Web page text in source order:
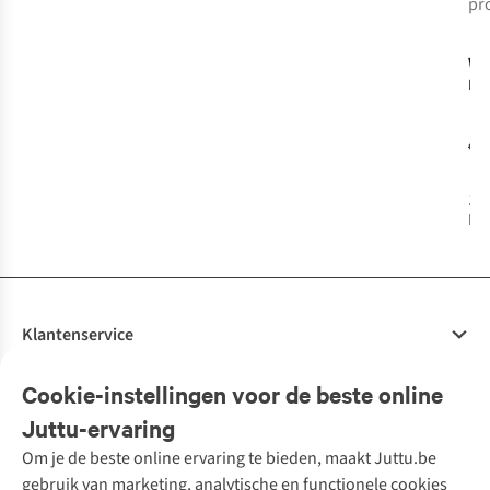
1
Cookie-instellingen voor de beste online
Juttu-ervaring
Om je de beste online ervaring te bieden, maakt Juttu.be
gebruik van marketing, analytische en functionele cookies
Klantenservice
Bestellen
Betalen
10% studentenkorting
Onze diensten
Tweedehands - ReJUsed
Kledingatelier
Juttu